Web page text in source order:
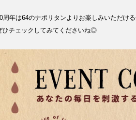
周年は64のナポリタンよりお楽しみいただけ
ひチェックしてみてくださいね◎